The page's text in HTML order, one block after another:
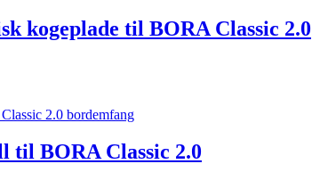
kogeplade til BORA Classic 2.0
til BORA Classic 2.0